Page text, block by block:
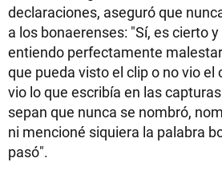
declaraciones, aseguró que
a los bonaerenses: "Sí, es cierto
entiendo perfectamente
que pueda visto el clip o no vio
vio lo que escribía en las
sepan que nunca se nombró,
ni mencioné siquiera la palabra
pasó".